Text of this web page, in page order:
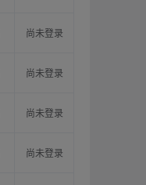
尚未登录
尚未登录
尚未登录
尚未登录